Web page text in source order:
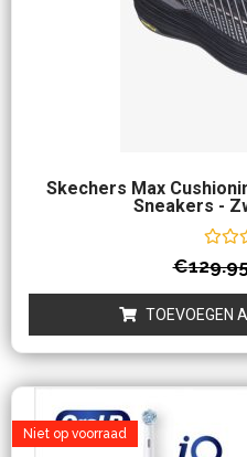
Skechers Max
Sneakers -
0
uit
5
€
TOEVOEGEN
Niet op voorraad